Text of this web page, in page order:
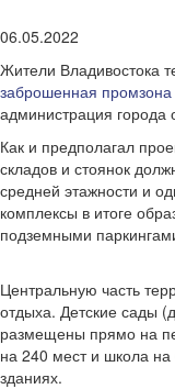
06.05.2022
Жители Владивостока
заброшенная промзона
администрация города
Как и предполагал
складов и стоянок
средней этажности и
комплексы в итоге
подземными
Центральную часть
отдыха. Детские сады
размещены прямо на
на 240 мест и школа
зданиях.